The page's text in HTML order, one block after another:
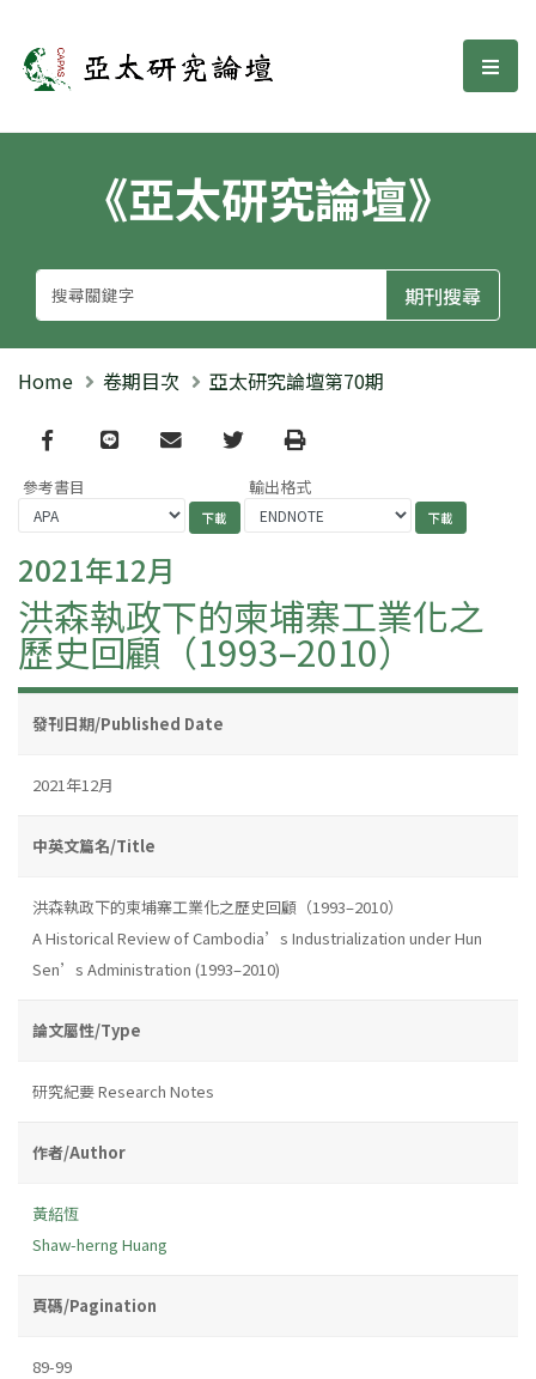
亞太研究論壇 選
《亞太研究論壇》
Home 卷期目次 亞太研究論壇第70期
Facebook
line email TwitterPrint
參考書目 輸出格式
2021年12月
洪森執政下的柬埔寨工業化之
歷史回顧（1993–2010）
發刊日期/Published Date
2021年12月
中英文篇名/Title
洪森執政下的柬埔寨工業化之歷史回顧（1993–2010）
A Historical Review of Cambodia’s Industrialization under Hun
Sen’s Administration (1993–2010)
論文屬性/Type
研究紀要 Research Notes
作者/Author
黃紹恆
Shaw-herng Huang
頁碼/Pagination
89-99